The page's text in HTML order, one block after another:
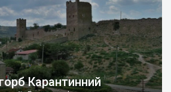
Карантинний